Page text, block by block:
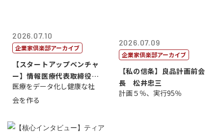
2026.07.10
企業家倶楽部アーカイブ
【スタートアップベンチャ
ー】情報医療代表取締役
原 聖吾
医療をデータ化し健康な社
会を作る
2026.07.09
企業家倶楽部アーカイブ
【私の信条】良品計画前会
長 松井忠三
計画５％、実行95％